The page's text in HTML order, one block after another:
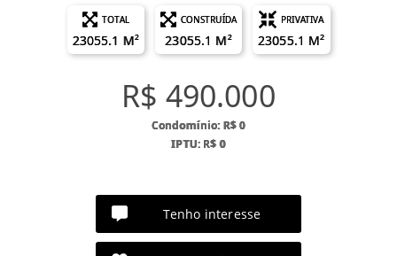
TOTAL
23055.1 M²
CONSTRUÍDA
23055.1 M²
PRIVATIVA
23055.1 M²
R$ 490.000
Condomínio: R$ 0
IPTU: R$ 0
Tenho interesse